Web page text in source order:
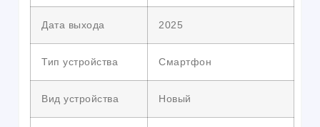
Дата выхода 2025
Тип устройства Смартфон
Вид устройства Новый